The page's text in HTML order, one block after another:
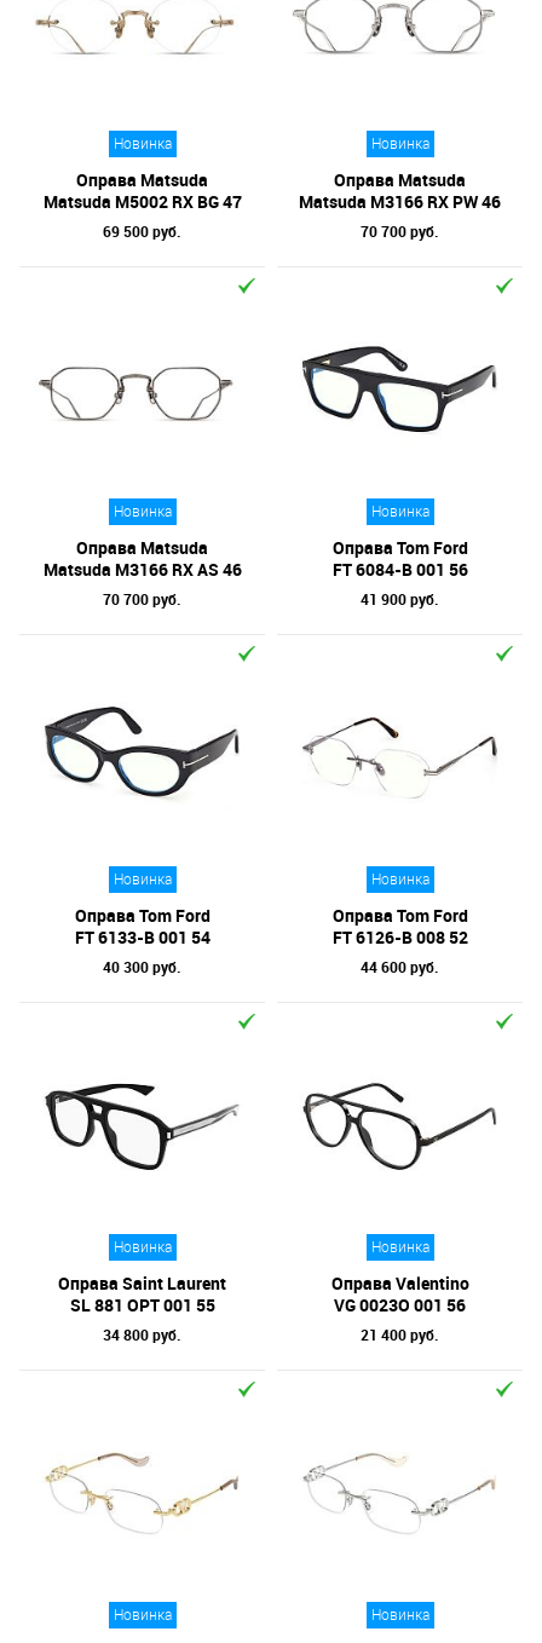
Новинка
Оправа Matsuda
Matsuda M5002 RX BG 47
69 500 руб.
Новинка
Оправа Matsuda
Matsuda M3166 RX PW 46
70 700 руб.
Новинка
Оправа Matsuda
Matsuda M3166 RX AS 46
70 700 руб.
Новинка
Оправа Tom Ford
FT 6084-B 001 56
41 900 руб.
Новинка
Оправа Tom Ford
FT 6133-B 001 54
40 300 руб.
Новинка
Оправа Tom Ford
FT 6126-B 008 52
44 600 руб.
Новинка
Оправа Saint Laurent
SL 881 OPT 001 55
34 800 руб.
Новинка
Оправа Valentino
VG 0023O 001 56
21 400 руб.
Новинка Новинка